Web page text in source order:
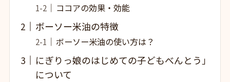
ココアの効果・効能
ボーソー米油の特徴
ボーソー米油の使い方は？
にぎりっ娘のはじめての子どもべんとう」
について